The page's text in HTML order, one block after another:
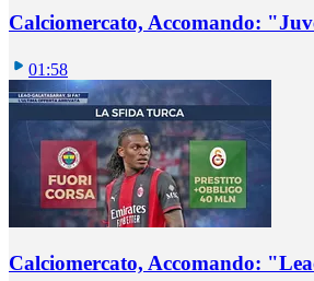
Calciomercato, Accomando:
01:58
Calciomercato, Accomando: